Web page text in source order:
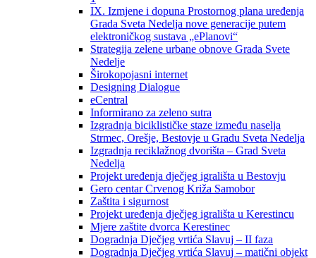
IX. Izmjene i dopuna Prostornog plana uređenja
Grada Sveta Nedelja nove generacije putem
elektroničkog sustava „ePlanovi“
Strategija zelene urbane obnove Grada Svete
Nedelje
Širokopojasni internet
Designing Dialogue
eCentral
Informirano za zeleno sutra
Izgradnja biciklističke staze između naselja
Strmec, Orešje, Bestovje u Gradu Sveta Nedelja
Izgradnja reciklažnog dvorišta – Grad Sveta
Nedelja
Projekt uređenja dječjeg igrališta u Bestovju
Gero centar Crvenog Križa Samobor
Zaštita i sigurnost
Projekt uređenja dječjeg igrališta u Kerestincu
Mjere zaštite dvorca Kerestinec
Dogradnja Dječjeg vrtića Slavuj – II faza
Dogradnja Dječjeg vrtića Slavuj – matični objekt